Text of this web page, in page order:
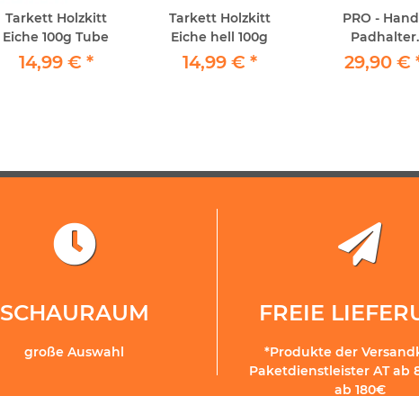
Tarkett Holzkitt
Eiche 100g Tube
14,99 € *
Tarkett Holzkitt
Eiche hell 100g
14,99 € *
PRO -
Padhalter
Professional -
"Parkett-
29,90 €
SCHAURAUM
große Auswahl
FREIE
*Produkte der
Paketdienstleister AT ab
ab 180€